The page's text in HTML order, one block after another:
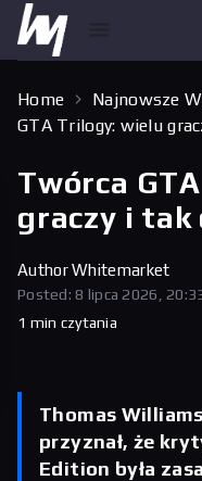
Home Najnowsze
GTA Trilogy: wielu
Twórca
graczy i tak
AuthorWhitemarket
Posted: 8 lipca 2026,
1 min czytania
Thomas
przyznał, że
Edition była